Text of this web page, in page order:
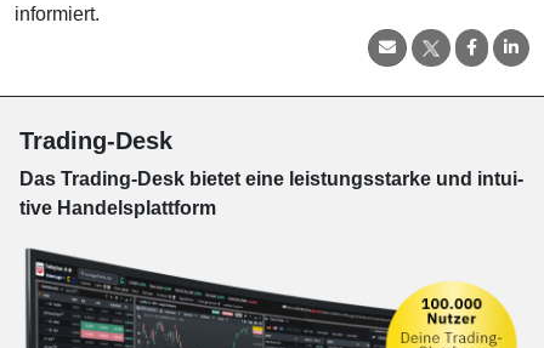
informiert.
Trading-Desk
Das Trading-Desk bie­tet eine leis­tungs­star­ke und in­tui­
tive Han­dels­platt­form